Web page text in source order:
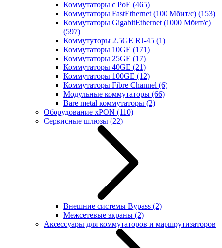
Коммутаторы с PoE (465)
Коммутаторы FastEthernet (100 Мбит/с) (153)
Коммутаторы GigabitEthernet (1000 Мбит/с)
(597)
Коммутуторы 2.5GE RJ-45 (1)
Коммутаторы 10GE (171)
Коммутаторы 25GE (17)
Коммутаторы 40GE (21)
Коммутаторы 100GE (12)
Коммутаторы Fibre Channel (6)
Модульные коммутаторы (66)
Bare metal коммутаторы (2)
Оборудование xPON (110)
Сервисные шлюзы (22)
Внешние системы Bypass (2)
Межсетевые экраны (2)
Аксессуары для коммутаторов и маршрутизаторов